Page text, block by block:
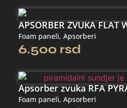
APSORBER ZVUKA FLAT
Foam paneli,Apsorberi
6.500 rsd
Apsorber zvuka RFA
Foam paneli,Apsorberi